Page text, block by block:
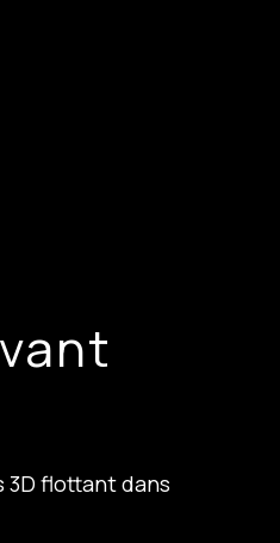
3D flottant dans